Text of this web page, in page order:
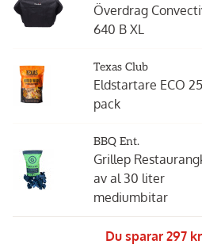
Överdrag
640 B XL
Texas Club
Eldstartare ECO
pack
BBQ Ent.
Grillep
av al 30 liter
mediumbitar
Du sparar 297